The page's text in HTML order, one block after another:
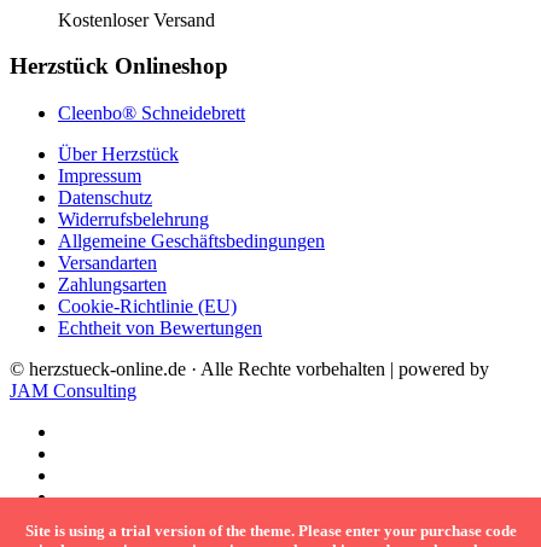
Kostenloser Versand
Herzstück Onlineshop
Cleenbo® Schneidebrett
Über Herzstück
Impressum
Datenschutz
Widerrufsbelehrung
Allgemeine Geschäftsbedingungen
Versandarten
Zahlungsarten
Cookie-Richtlinie (EU)
Echtheit von Bewertungen
© herzstueck-online.de · Alle Rechte vorbehalten | powered by
JAM Consulting
Site is using a trial version of the theme. Please enter your purchase code